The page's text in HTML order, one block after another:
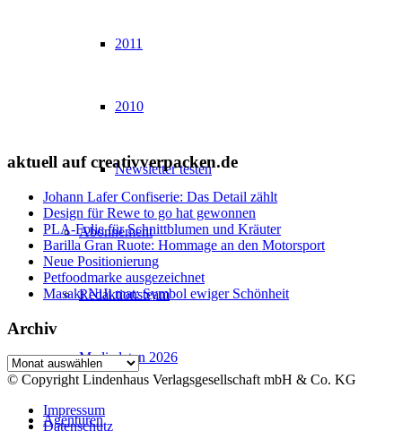
2011
2010
Newsletter testen
Abonnement
Redaktionsteam
Mediadaten 2026
Agenturen
aktuell auf creativverpacken.de
Johann Lafer Confiserie: Das Detail zählt
Design für Rewe to go hat gewonnen
PLA-Folie für Schnittblumen und Kräuter
Barilla Gran Ruote: Hommage an den Motorsport
Neue Positionierung
Petfoodmarke ausgezeichnet
Masakï NiJi mat: Symbol ewiger Schönheit
Archiv
Archiv
© Copyright Lindenhaus Verlagsgesellschaft mbH & Co. KG
Impressum
Datenschutz